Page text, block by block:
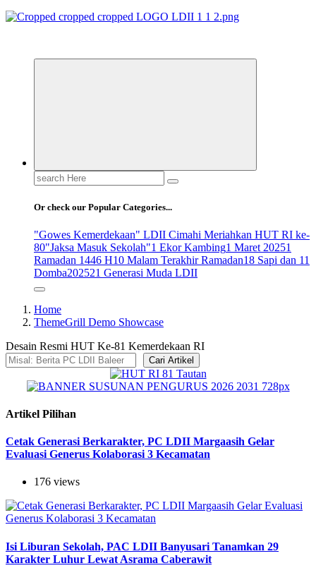
Search
for:
Or check our Popular Categories...
"Gowes Kemerdekaan" LDII Cimahi Meriahkan HUT RI ke-
80"Jaksa Masuk Sekolah"1 Ekor Kambing1 Maret 20251
Ramadan 1446 H10 Malam Terakhir Ramadan18 Sapi dan 11
Domba202521 Generasi Muda LDII
Home
ThemeGrill Demo Showcase
Desain Resmi HUT Ke-81 Kemerdekaan RI
Cari Artikel
Artikel Pilihan
Cetak Generasi Berkarakter, PC LDII Margaasih Gelar
Evaluasi Generus Kolaborasi 3 Kecamatan
176 views
Isi Liburan Sekolah, PAC LDII Banyusari Tanamkan 29
Karakter Luhur Lewat Asrama Caberawit